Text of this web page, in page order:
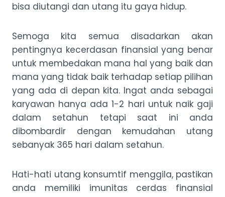
bisa diutangi dan utang itu gaya hidup.
Semoga kita semua disadarkan akan
pentingnya kecerdasan finansial yang benar
untuk membedakan mana hal yang baik dan
mana yang tidak baik terhadap setiap pilihan
yang ada di depan kita. Ingat anda sebagai
karyawan hanya ada 1-2 hari untuk naik gaji
dalam setahun tetapi saat ini anda
dibombardir dengan kemudahan utang
sebanyak 365 hari dalam setahun.
Hati-hati utang konsumtif menggila, pastikan
anda memiliki imunitas cerdas finansial